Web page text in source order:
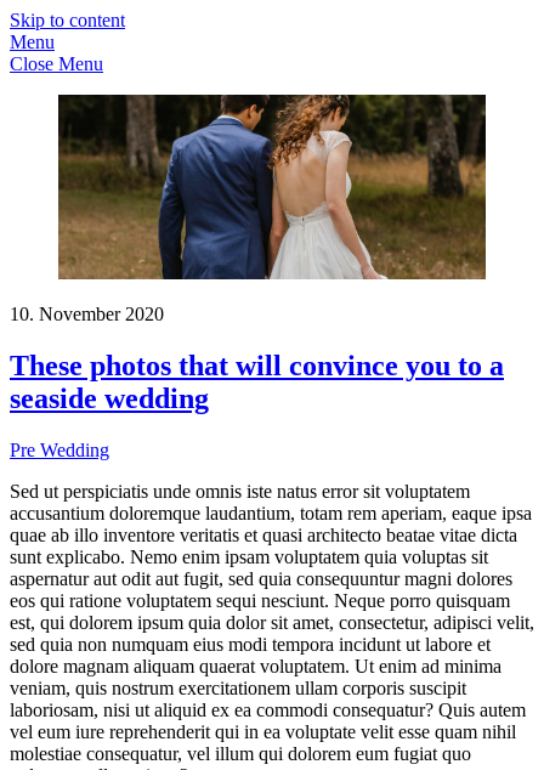
Skip to content
Menu
Close Menu
10. November 2020
These photos that will convince you to a
seaside wedding
Pre Wedding
Sed ut perspiciatis unde omnis iste natus error sit voluptatem
accusantium doloremque laudantium, totam rem aperiam, eaque ipsa
quae ab illo inventore veritatis et quasi architecto beatae vitae dicta
sunt explicabo. Nemo enim ipsam voluptatem quia voluptas sit
aspernatur aut odit aut fugit, sed quia consequuntur magni dolores
eos qui ratione voluptatem sequi nesciunt. Neque porro quisquam
est, qui dolorem ipsum quia dolor sit amet, consectetur, adipisci velit,
sed quia non numquam eius modi tempora incidunt ut labore et
dolore magnam aliquam quaerat voluptatem. Ut enim ad minima
veniam, quis nostrum exercitationem ullam corporis suscipit
laboriosam, nisi ut aliquid ex ea commodi consequatur? Quis autem
vel eum iure reprehenderit qui in ea voluptate velit esse quam nihil
molestiae consequatur, vel illum qui dolorem eum fugiat quo